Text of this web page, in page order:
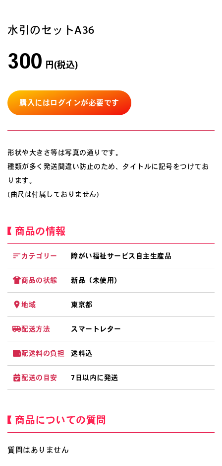
水引のセットA36
300 円(税込)
購入にはログインが必要です
形状や大きさ等は写真の通りです。
種類が多く発送間違い防止のため、タイトルに記号をつけてお
ります。
(曲尺は付属しておりません)
商品の情報
カテゴリー 障がい福祉サービス自主生産品
商品の状態 新品（未使用）
地域 東京都
配送方法 スマートレター
配送料の負担 送料込
配送の目安 7日以内に発送
商品についての質問
質問はありません